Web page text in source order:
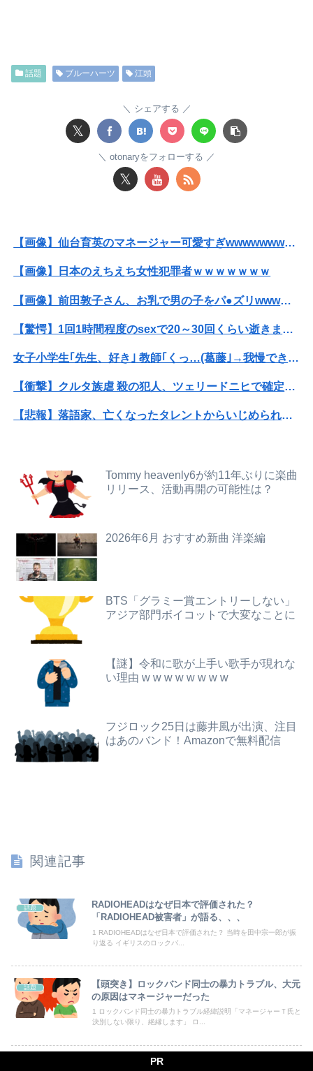
セールス「水道水はこんなに汚れてます」俺「じゃあ塩を入れてみてもいい？」→実験の結末に営業マンが固まり…
【衝撃】NHK、ようやく気づくｗｗｗｗｗｗｗｗｗ
他人のことなど関心ないわ。一人登山を楽しむことを考えているのがいいわ
【後編】結婚直後に祖父が亡くなり落ち込んでたら嫁に「いつまでくよくよしてるの？」と言われた。お義父さんやお義母さんの負担もなくなったし良かったと...
「外国人は日本人と同じ生活者で、地域の担い手」…多文化共生実現への提言、全国知事会が政府に提出
【画像】日本のえちえち女性犯罪者ｗｗｗｗｗｗｗ
「外国人は日本人と同じ生活者で、地域の担い手」…多文化共生実現への提言、全国知事会が政府に提出
話題 ブルーハーツ 江頭
シェアする
𝕏
otonaryをフォローする
𝕏
【画像】仙台育英のマネージャー可愛すぎwwwwwwwwwwwwwwwwwww
【画像】日本のえちえち女性犯罪者ｗｗｗｗｗｗｗ
【画像】前田敦子さん、お乳で男の子をパ●ズリwwwwwwwww
【驚愕】1回1時間程度のsexで20～30回くらい逝きまくる女ｗｗｗｗｗｗｗｗｗwwww
女子小学生｢先生、好き｣ 教師｢くっ…(葛藤｣→我慢できずハメ撮りカーセ●クスして教員免許剥奪
【衝撃】クルタ族虐 殺の犯人、ツェリードニヒで確定！クロロの演劇のせいで2人も無駄死ににwwww
【悲報】落語家、亡くなったタレントからいじめられた過去を告白する…
【速報】ゼレンスキー大統領「日本の支援は期待されたほどの成果がない」WWWWWWWWWWW
【速報】NHK職員が番組出演者から性被害
【画像】ハビタ部長「戻れるなら売上金庫に戻して 無理なら全然いいです イオンが戻って良いって言わなきゃ入ったらダメです」
【驚愕】年商10億円を超える『ひとり親方』が激増 Mac miniを大量購入しAIを従業員に
大阪かすうどんの魅力とは
セールス「水道水はこんなに汚れてます」俺「じゃあ塩を入れてみてもいい？」→実験の結末に営業マンが固まり…
中国政府、強烈な不満を表明「泥棒が『泥棒を捕まえろ』と叫ぶようなやり口で中国を貶めている」と強く非難！
宇賀神メグアナ 巨乳が微揺れ！！【GIF動画あり】
他人のことなど関心ないわ。一人登山を楽しむことを考えているのがいいわ
Tommy heavenly6が約11年ぶりに楽曲
リリース、活動再開の可能性は？
2026年6月 おすすめ新曲 洋楽編
BTS「グラミー賞エントリーしない」
アジア部門ボイコットで大変なことに
【謎】令和に歌が上手い歌手が現れな
い理由 w w w w w w w w
フジロック25日は藤井風が出演、注目
はあのバンド！Amazonで無料配信
関連記事
話題
RADIOHEADはなぜ日本で評価された？
「RADIOHEAD被害者」が語る、、、
1 RADIOHEADはなぜ日本で評価された？ 当時を田中宗一郎が振
り返る イギリスのロックバ...
話題
【頭突き】ロックバンド同士の暴力トラブル、大元
の原因はマネージャーだった
1 ロックバンド同士の暴力トラブル経緯説明「マネージャーＴ氏と
決別しない限り、絶縁します」 ロ...
【悲報】Mステ出演のyama、態度悪すぎてドン引
PR